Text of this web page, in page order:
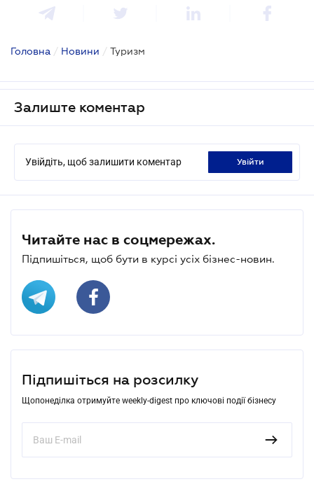
Головна / Новини / Туризм
Залиште коментар
Увійдіть, щоб залишити коментар увійти
Читайте нас в соцмережах.
Підпишіться, щоб бути в курсі усіх бізнес-новин.
Підпишіться на розсилку
Щопонеділка отримуйте weekly-digest про ключові події бізнесу